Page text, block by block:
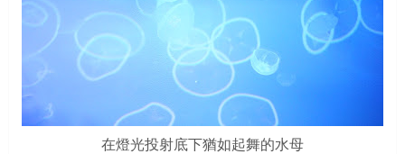
在燈光投射底下猶如起舞的水母